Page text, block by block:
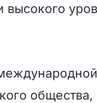
высокого